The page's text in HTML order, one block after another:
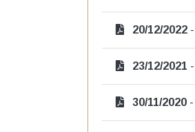
20/12/2022
23/12/2021
30/11/2020